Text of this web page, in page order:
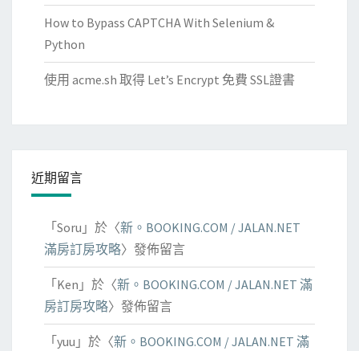
How to Bypass CAPTCHA With Selenium &
Python
使用 acme.sh 取得 Let’s Encrypt 免費 SSL證書
近期留言
「 Soru 」於〈新。BOOKING.COM / JALAN.NET
滿房訂房攻略〉發佈留言
「 Ken 」於〈新。BOOKING.COM / JALAN.NET 滿
房訂房攻略〉發佈留言
「 yuu 」於〈新。BOOKING.COM / JALAN.NET 滿